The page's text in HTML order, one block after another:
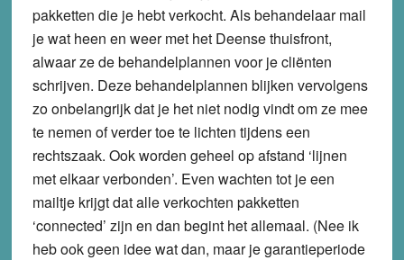
pakketten die je hebt verkocht. Als behandelaar mail
je wat heen en weer met het Deense thuisfront,
alwaar ze de behandelplannen voor je cliënten
schrijven. Deze behandelplannen blijken vervolgens
zo onbelangrijk dat je het niet nodig vindt om ze mee
te nemen of verder toe te lichten tijdens een
rechtszaak. Ook worden geheel op afstand ‘lijnen
met elkaar verbonden’. Even wachten tot je een
mailtje krijgt dat alle verkochten pakketten
‘connected’ zijn en dan begint het allemaal. (Nee ik
heb ook geen idee wat dan, maar je garantieperiode